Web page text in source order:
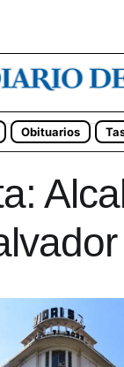
Obituarios